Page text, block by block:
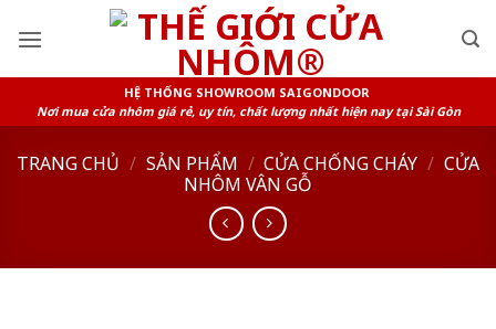
HỆ THỐNG SHOWROOM SAIGONDOOR
Nơi mua cửa nhôm giá rẻ, uy tín, chất lượng nhất hiện nay tại Sài Gòn
TRANG CHỦ / SẢN PHẨM / CỬA CHỐNG CHÁY / CỬA
NHÔM VÂN GỖ